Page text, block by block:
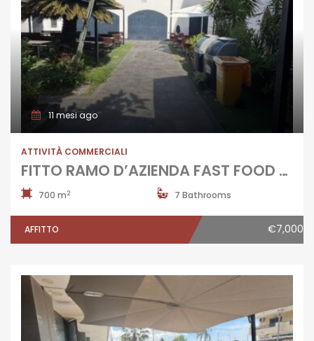
11 mesi ago
ATTIVITÀ COMMERCIALI
FITTO RAMO D’AZIENDA FAST FOOD Aversa-Via Roma
700 m2 7 Bathrooms
AFFITTO €7,000